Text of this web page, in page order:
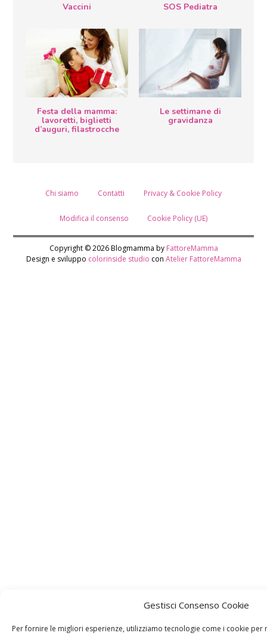
Gestisci Consenso Cookie
Per fornire le migliori esperienze, utilizziamo tecnologie come i cookie per
Vaccini SOS Pediatra
Festa della mamma:
lavoretti, biglietti
d’auguri, filastrocche
Le settimane di
gravidanza
Chi siamo Contatti Privacy & Cookie Policy
Modifica il consenso Cookie Policy (UE)
Copyright © 2026 Blogmamma by FattoreMamma
Design e sviluppo colorinside studio con Atelier FattoreMamma